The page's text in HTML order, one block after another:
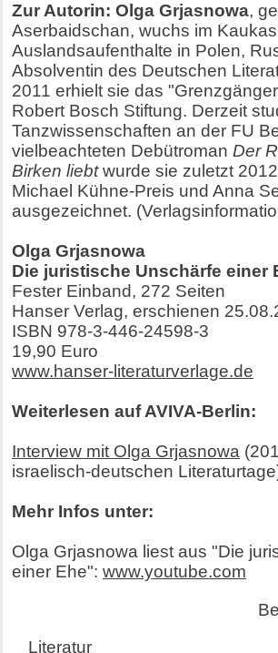
Zur Autorin: Olga Grjasnowa,
Aserbaidschan, wuchs im
Auslandsaufenthalte in Polen,
Absolventin des Deutschen
2011 erhielt sie das
Robert Bosch Stiftung. Derzeit
Tanzwissenschaften an der FU
vielbeachteten Debütroman Der
Birken liebtwurde sie zuletzt
Michael Kühne-Preis und Anna
ausgezeichnet.
Olga Grjasnowa
Die juristische Unschärfe einer
Fester Einband, 272 Seiten
Hanser Verlag, erschienen
ISBN 978-3-446-24598-3
19,90 Euro
www.hanser-literaturverlage.de
Weiterlesen auf AVIVA-Berlin:
Interview mit Olga Grjasnowa
israelisch-deutschen
Mehr Infos unter:
Olga Grjasnowa liest aus "Die
einer Ehe": www.youtube.com
Literatur